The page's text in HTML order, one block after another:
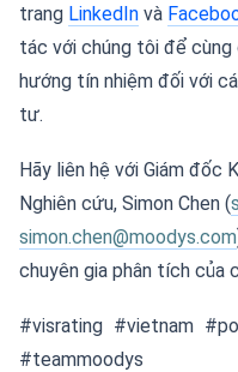
trang LinkedIn và
tác với chúng tôi để cùng
hướng tín nhiệm đối với
tư.
Hãy liên hệ với Giám đốc
Nghiên cứu, Simon Chen (
simon.chen@moodys.com
chuyên gia phân tích của
#visrating #vietnam
#teammoodys